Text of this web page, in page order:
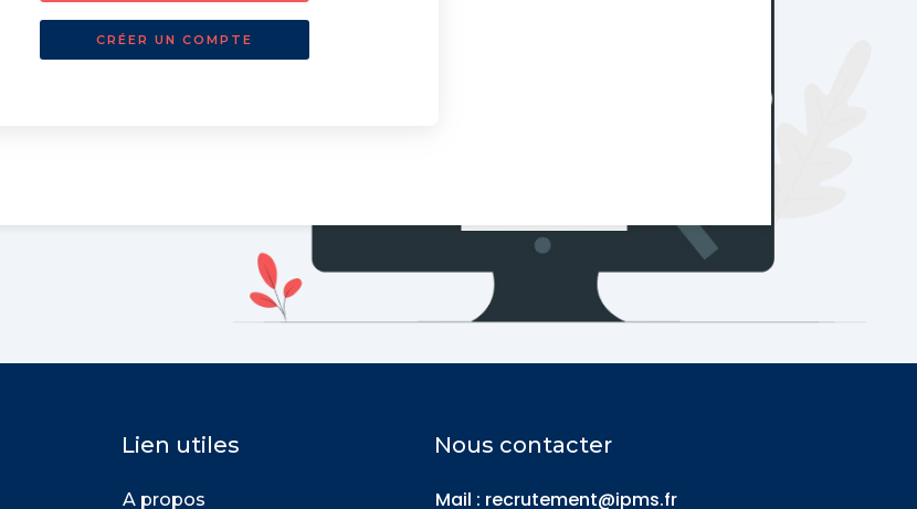
CRÉER UN COMPTE
Lien utiles
A propos
Nous contacter
Mail : recrutement@ipms.fr